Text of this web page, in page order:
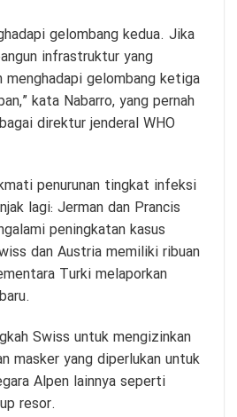
gelombang kedua. Jika
infrastruktur yang
menghadapi gelombang ketiga
kata Nabarro, yang pernah
direktur jenderal WHO
penurunan tingkat infeksi
lagi: Jerman dan Prancis
peningkatan kasus
dan Austria memiliki ribuan
Turki melaporkan
Swiss untuk mengizinkan
masker yang diperlukan untuk
Alpen lainnya seperti
resor.